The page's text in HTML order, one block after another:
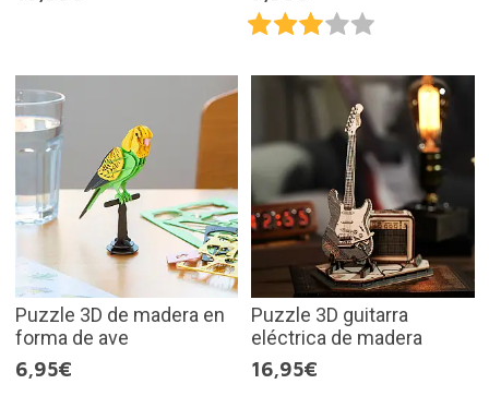
Puzzle 3D de madera en
forma de ave
6,95€
Puzzle 3D guitarra
eléctrica de madera
16,95€